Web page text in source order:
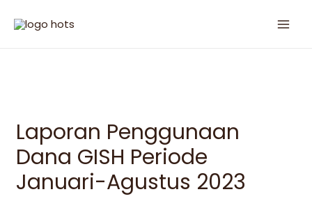
Laporan Penggunaan
Dana GISH Periode
Januari-Agustus 2023